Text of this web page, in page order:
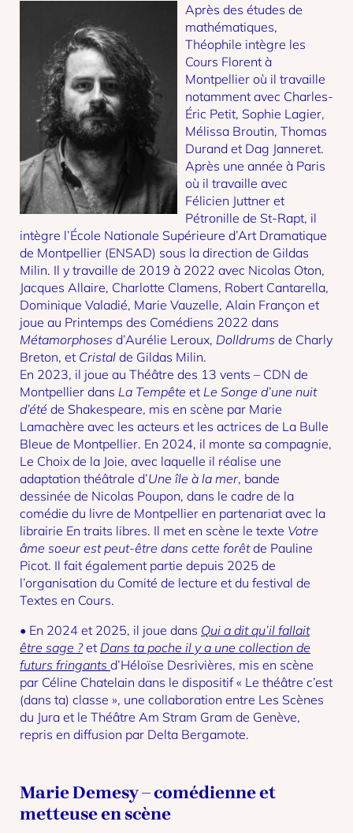
Après des études de
mathématiques,
Théophile intègre les
Cours Florent à
Montpellier où il travaille
notamment avec Charles-
Éric Petit, Sophie Lagier,
Mélissa Broutin, Thomas
Durand et Dag Janneret.
Après une année à Paris
où il travaille avec
Félicien Juttner et
Pétronille de St-Rapt, il
intègre l’École Nationale Supérieure d’Art Dramatique
de Montpellier (ENSAD) sous la direction de Gildas
Milin. Il y travaille de 2019 à 2022 avec Nicolas Oton,
Jacques Allaire, Charlotte Clamens, Robert Cantarella,
Dominique Valadié, Marie Vauzelle, Alain Françon et
joue au Printemps des Comédiens 2022 dans
Métamorphoses d’Aurélie Leroux, Dolldrums de Charly
Breton, et Cristal de Gildas Milin.
En 2023, il joue au Théâtre des 13 vents – CDN de
Montpellier dans La Tempête et Le Songe d’une nuit
d’été de Shakespeare, mis en scène par Marie
Lamachère avec les acteurs et les actrices de La Bulle
Bleue de Montpellier. En 2024, il monte sa compagnie,
Le Choix de la Joie, avec laquelle il réalise une
adaptation théâtrale d’Une île à la mer, bande
dessinée de Nicolas Poupon, dans le cadre de la
comédie du livre de Montpellier en partenariat avec la
librairie En traits libres. Il met en scène le texte Votre
âme soeur est peut-être dans cette forêtde Pauline
Picot. Il fait également partie depuis 2025 de
l’organisation du Comité de lecture et du festival de
Textes en Cours.
• En 2024 et 2025, il joue dans Qui a dit qu’il fallait
être sage ?et Dans ta poche il y a une collection de
futurs fringants d’Héloïse Desrivières, mis en scène
par Céline Chatelain dans le dispositif « Le théâtre c’est
(dans ta) classe », une collaboration entre Les Scènes
du Jura et le Théâtre Am Stram Gram de Genève,
repris en diffusion par Delta Bergamote.
Marie Demesy – comédienne et
metteuse en scène